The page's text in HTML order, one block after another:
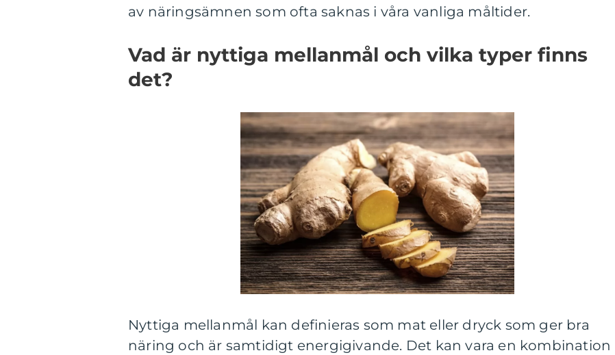
av näringsämnen som ofta saknas i våra vanliga måltider.
Vad är nyttiga mellanmål och vilka typer finns
det?
Nyttiga mellanmål kan definieras som mat eller dryck som ger bra
näring och är samtidigt energigivande. Det kan vara en kombination